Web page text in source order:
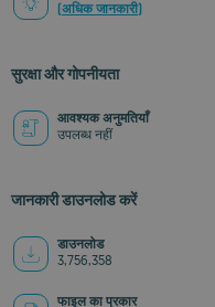
(अधिक जानकारी)
सुरक्षा और गोपनीयता
आवश्यक अनुमतियाँ
उपलब्ध नहीं
जानकारी डाउनलोड करें
डाउनलोड
3,756,358
फाइल का प्रकार